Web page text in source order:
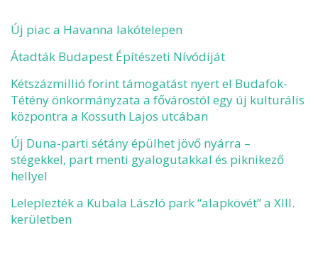
Új piac a Havanna lakótelepen
Átadták Budapest Építészeti Nívódíját
Kétszázmillió forint támogatást nyert el Budafok-
Tétény önkormányzata a fővárostól egy új kulturális
központra a Kossuth Lajos utcában
Új Duna-parti sétány épülhet jövő nyárra –
stégekkel, part menti gyalogutakkal és piknikező
hellyel
Leleplezték a Kubala László park “alapkövét” a XIII.
kerületben